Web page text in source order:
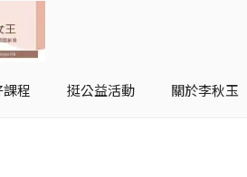
程 挺公益活動 關於李秋玉